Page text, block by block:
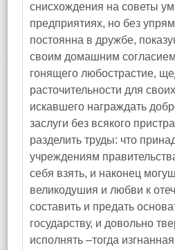
снисхождения на советы
предприятиях, но без
постоянна в дружбе,
своим домашним
гонящего любострастие,
расточительности для
искавшего награждать
заслуги без всякого
разделить труды: что
учреждениям
себя взять, и наконец
великодушия и любви к
составить и предать
государству, и довольно
исполнять –тогда